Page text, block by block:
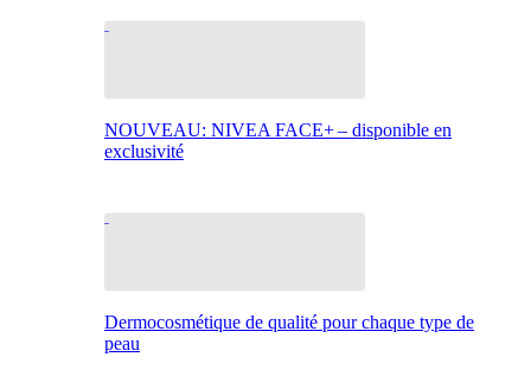
NOUVEAU: NIVEA FACE+ – disponible en
exclusivité
Dermocosmétique de qualité pour chaque type de
peau